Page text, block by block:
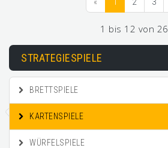
1 bis 12 von 26
STRATEGIESPIELE
BRETTSPIELE
KARTENSPIELE
WÜRFELSPIELE